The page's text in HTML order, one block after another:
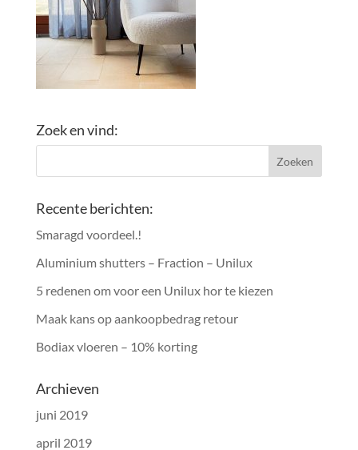
Zoek en vind:
Recente berichten:
Smaragd voordeel.!
Aluminium shutters – Fraction – Unilux
5 redenen om voor een Unilux hor te kiezen
Maak kans op aankoopbedrag retour
Bodiax vloeren – 10% korting
Archieven
juni 2019
april 2019